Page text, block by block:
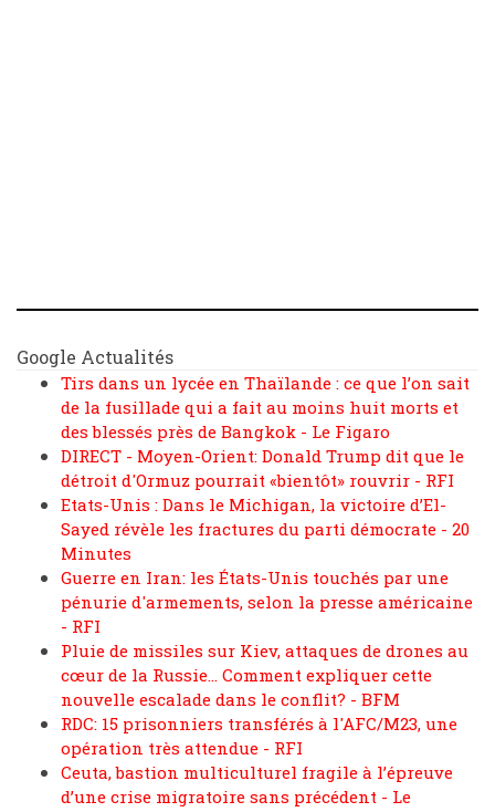
Google Actualités
Tirs dans un lycée en Thaïlande : ce que l’on sait
de la fusillade qui a fait au moins huit morts et
des blessés près de Bangkok - Le Figaro
DIRECT - Moyen-Orient: Donald Trump dit que le
détroit d'Ormuz pourrait «bientôt» rouvrir - RFI
Etats-Unis : Dans le Michigan, la victoire d’El-
Sayed révèle les fractures du parti démocrate - 20
Minutes
Guerre en Iran: les États-Unis touchés par une
pénurie d'armements, selon la presse américaine
- RFI
Pluie de missiles sur Kiev, attaques de drones au
cœur de la Russie... Comment expliquer cette
nouvelle escalade dans le conflit? - BFM
RDC: 15 prisonniers transférés à l'AFC/M23, une
opération très attendue - RFI
Ceuta, bastion multiculturel fragile à l’épreuve
d’une crise migratoire sans précédent - Le